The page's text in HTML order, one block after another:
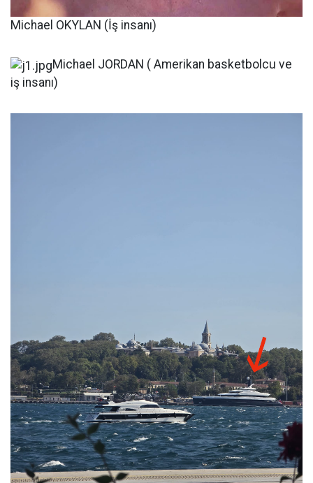
Michael OKYLAN (İş insanı)
Michael JORDAN ( Amerikan basketbolcu ve
iş insanı)